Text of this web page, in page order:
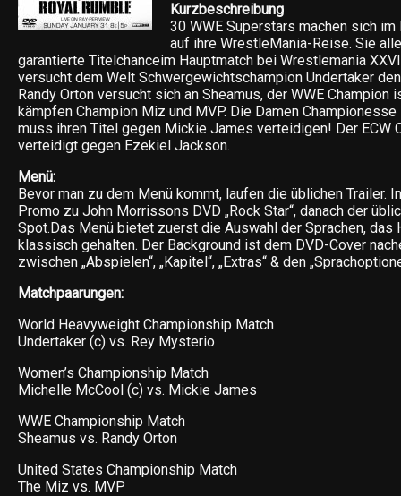
Kurzbeschreibung
30 WWE Superstars machen sich
auf ihre WrestleMania-Reise. Sie
garantierte Titelchanceim Hauptmatch bei Wrestlemania
versucht dem Welt Schwergewichtschampion Undertaker
Randy Orton versucht sich an Sheamus, der WWE Champion
kämpfen Champion Miz und MVP. Die Damen
muss ihren Titel gegen Mickie James verteidigen! Der ECW
verteidigt gegen Ezekiel Jackson.
Menü:
Bevor man zu dem Menü kommt, laufen die üblichen Trailer.
Promo zu John Morrissons DVD „Rock Star“, danach der
Spot.Das Menü bietet zuerst die Auswahl der Sprachen, das
klassisch gehalten. Der Background ist dem DVD-Cover
zwischen „Abspielen“, „Kapitel“, „Extras“ & den
Matchpaarungen:
World Heavyweight Championship Match
Undertaker (c) vs. Rey Mysterio
Women’s Championship Match
Michelle McCool (c) vs. Mickie James
WWE Championship Match
Sheamus vs. Randy Orton
United States Championship Match
The Miz vs. MVP